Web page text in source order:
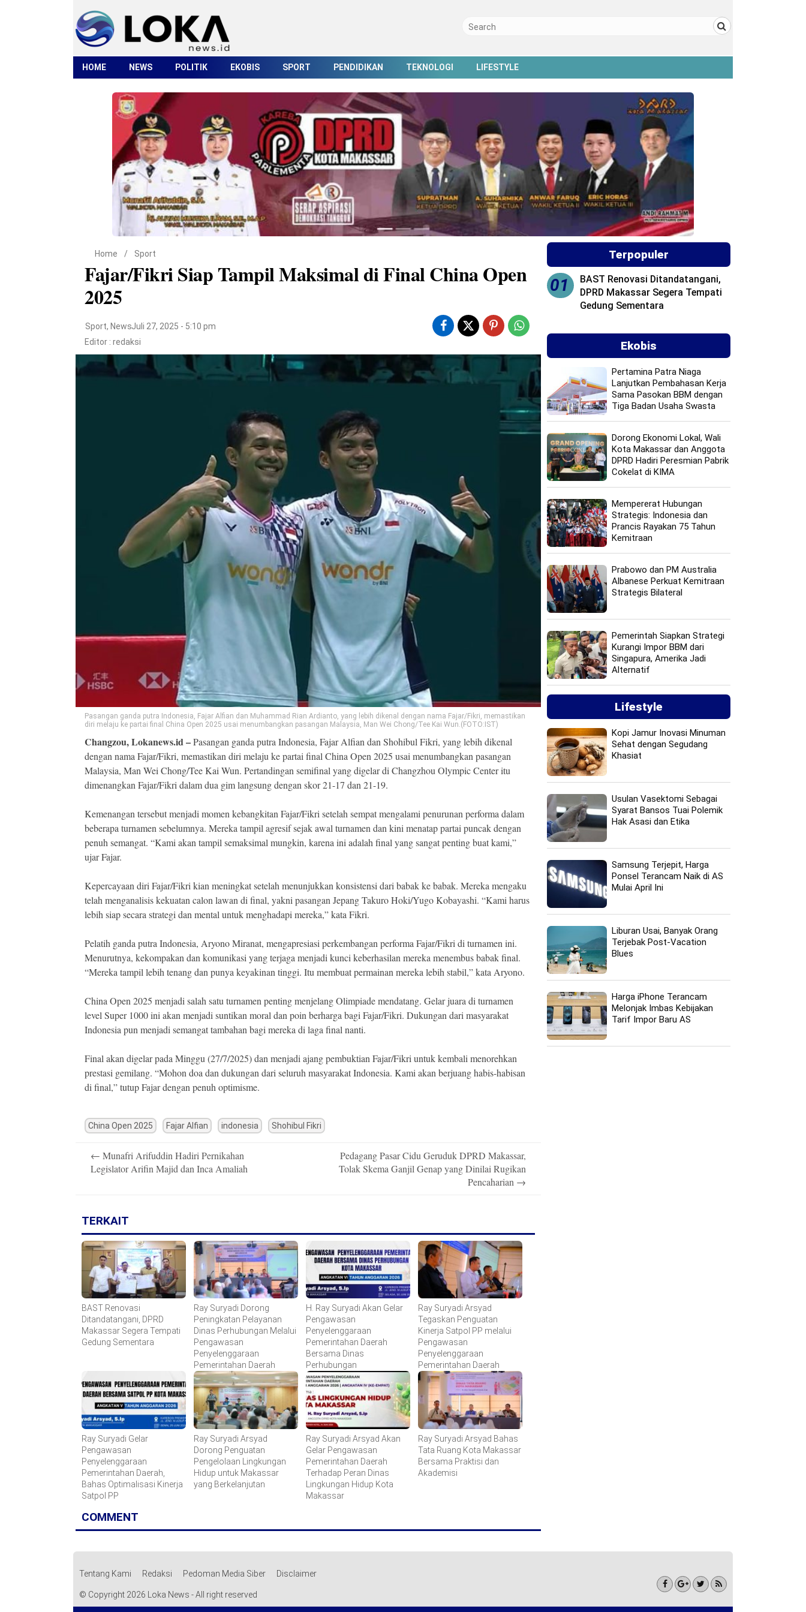
HOME NEWS POLITIK EKOBIS SPORT PENDIDIKAN TEKNOLOGI LIFESTYLE
Home / Sport
Fajar/Fikri Siap Tampil Maksimal di Final China Open
2025
Sport, NewsJuli 27, 2025 - 5:10 pm
Editor : redaksi
Pasangan ganda putra Indonesia, Fajar Alfian dan Muhammad Rian Ardianto, yang lebih dikenal dengan nama Fajar/Fikri, memastikan
diri melaju ke partai final China Open 2025 usai menumbangkan pasangan Malaysia, Man Wei Chong/Tee Kai Wun.(FOTO:IST)
Changzou, Lokanews.id –Pasangan ganda putra Indonesia, Fajar Alfian dan Shohibul Fikri, yang lebih dikenal
dengan nama Fajar/Fikri, memastikan diri melaju ke partai final China Open 2025 usai menumbangkan pasangan
Malaysia, Man Wei Chong/Tee Kai Wun. Pertandingan semifinal yang digelar di Changzhou Olympic Center itu
dimenangkan Fajar/Fikri dalam dua gim langsung dengan skor 21-17 dan 21-19.
Kemenangan tersebut menjadi momen kebangkitan Fajar/Fikri setelah sempat mengalami penurunan performa dalam
beberapa turnamen sebelumnya. Mereka tampil agresif sejak awal turnamen dan kini menatap partai puncak dengan
penuh semangat. “Kami akan tampil semaksimal mungkin, karena ini adalah final yang sangat penting buat kami,”
ujar Fajar.
Kepercayaan diri Fajar/Fikri kian meningkat setelah menunjukkan konsistensi dari babak ke babak. Mereka mengaku
telah menganalisis kekuatan calon lawan di final, yakni pasangan Jepang Takuro Hoki/Yugo Kobayashi. “Kami harus
lebih siap secara strategi dan mental untuk menghadapi mereka,” kata Fikri.
Pelatih ganda putra Indonesia, Aryono Miranat, mengapresiasi perkembangan performa Fajar/Fikri di turnamen ini.
Menurutnya, kekompakan dan komunikasi yang terjaga menjadi kunci keberhasilan mereka menembus babak final.
“Mereka tampil lebih tenang dan punya keyakinan tinggi. Itu membuat permainan mereka lebih stabil,” kata Aryono.
China Open 2025 menjadi salah satu turnamen penting menjelang Olimpiade mendatang. Gelar juara di turnamen
level Super 1000 ini akan menjadi suntikan moral dan poin berharga bagi Fajar/Fikri. Dukungan dari masyarakat
Indonesia pun menjadi semangat tambahan bagi mereka di laga final nanti.
Final akan digelar pada Minggu (27/7/2025) dan menjadi ajang pembuktian Fajar/Fikri untuk kembali menorehkan
prestasi gemilang. “Mohon doa dan dukungan dari seluruh masyarakat Indonesia. Kami akan berjuang habis-habisan
di final,” tutup Fajar dengan penuh optimisme.
China Open 2025 Fajar Alfian indonesia Shohibul Fikri
navigation
← Munafri Arifuddin Hadiri Pernikahan
Legislator Arifin Majid dan Inca Amaliah
Pedagang Pasar Cidu Geruduk DPRD Makassar,
Tolak Skema Ganjil Genap yang Dinilai Rugikan
Pencaharian →
TERKAIT
BAST Renovasi
Ditandatangani, DPRD
Makassar Segera Tempati
Gedung Sementara
Ray Suryadi Dorong
Peningkatan Pelayanan
Dinas Perhubungan Melalui
Pengawasan
Penyelenggaraan
Pemerintahan Daerah
H. Ray Suryadi Akan Gelar
Pengawasan
Penyelenggaraan
Pemerintahan Daerah
Bersama Dinas
Perhubungan
Ray Suryadi Arsyad
Tegaskan Penguatan
Kinerja Satpol PP melalui
Pengawasan
Penyelenggaraan
Pemerintahan Daerah
Ray Suryadi Gelar
Pengawasan
Penyelenggaraan
Pemerintahan Daerah,
Bahas Optimalisasi Kinerja
Satpol PP
Ray Suryadi Arsyad
Dorong Penguatan
Pengelolaan Lingkungan
Hidup untuk Makassar
yang Berkelanjutan
Ray Suryadi Arsyad Akan
Gelar Pengawasan
Pemerintahan Daerah
Terhadap Peran Dinas
Lingkungan Hidup Kota
Makassar
Ray Suryadi Arsyad Bahas
Tata Ruang Kota Makassar
Bersama Praktisi dan
Akademisi
COMMENT
Terpopuler
01
BAST Renovasi Ditandatangani,
DPRD Makassar Segera Tempati
Gedung Sementara
Ekobis
Pertamina Patra Niaga
Lanjutkan Pembahasan Kerja
Sama Pasokan BBM dengan
Tiga Badan Usaha Swasta
Dorong Ekonomi Lokal, Wali
Kota Makassar dan Anggota
DPRD Hadiri Peresmian Pabrik
Cokelat di KIMA
Mempererat Hubungan
Strategis: Indonesia dan
Prancis Rayakan 75 Tahun
Kemitraan
Prabowo dan PM Australia
Albanese Perkuat Kemitraan
Strategis Bilateral
Pemerintah Siapkan Strategi
Kurangi Impor BBM dari
Singapura, Amerika Jadi
Alternatif
Lifestyle
Kopi Jamur Inovasi Minuman
Sehat dengan Segudang
Khasiat
Usulan Vasektomi Sebagai
Syarat Bansos Tuai Polemik
Hak Asasi dan Etika
Samsung Terjepit, Harga
Ponsel Terancam Naik di AS
Mulai April Ini
Liburan Usai, Banyak Orang
Terjebak Post-Vacation
Blues
Harga iPhone Terancam
Melonjak Imbas Kebijakan
Tarif Impor Baru AS
Tentang Kami Redaksi Pedoman Media Siber Disclaimer
© Copyright 2026 Loka News - All right reserved